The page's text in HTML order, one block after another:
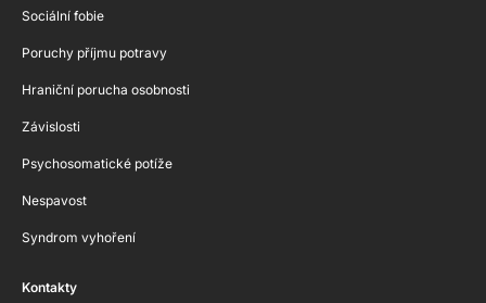
Sociální fobie
Poruchy příjmu potravy
Hraniční porucha osobnosti
Závislosti
Psychosomatické potíže
Nespavost
Syndrom vyhoření
Kontakty